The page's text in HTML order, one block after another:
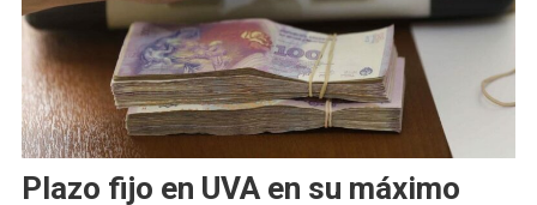
Plazo fijo en UVA en su máximo